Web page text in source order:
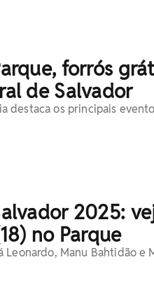
forrós
de Salvador
destaca os principais
2025:
no Parque
Manu Bahtidão e